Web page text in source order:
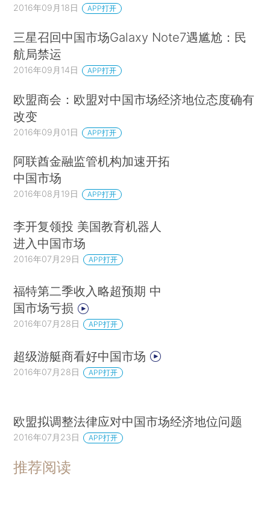
2016年09月18日 APP打开
三星召回中国市场Galaxy Note7遇尴尬：民
航局禁运
2016年09月14日 APP打开
欧盟商会：欧盟对中国市场经济地位态度确有
改变
2016年09月01日 APP打开
阿联酋金融监管机构加速开拓
中国市场
2016年08月19日 APP打开
李开复领投 美国教育机器人
进入中国市场
2016年07月29日 APP打开
福特第二季收入略超预期 中
国市场亏损
2016年07月28日 APP打开
超级游艇商看好中国市场
2016年07月28日 APP打开
欧盟拟调整法律应对中国市场经济地位问题
2016年07月23日 APP打开
推荐阅读